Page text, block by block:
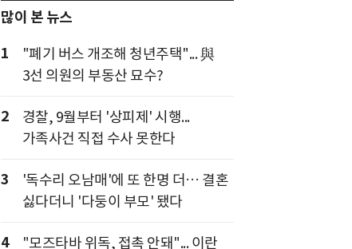
많이 본 뉴스
1
"폐기 버스 개조해 청년주택"... 與
3선 의원의 부동산 묘수?
2
경찰, 9월부터 '상피제' 시행...
가족사건 직접 수사 못한다
3
'독수리 오남매'에 또 한명 더… 결혼
싫다더니 '다둥이 부모' 됐다
4
"모즈타바 위독, 접촉 안돼"... 이란